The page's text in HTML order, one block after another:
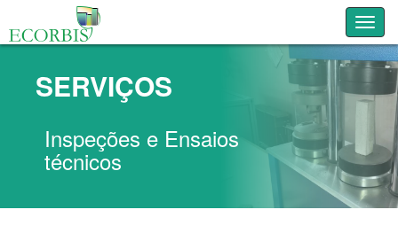
SERVIÇOS
Inspeções e Ensaios
técnicos